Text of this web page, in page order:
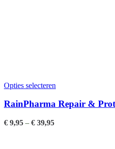
Opties selecteren
RainPharma Repair &
€ 9,95 – € 39,95